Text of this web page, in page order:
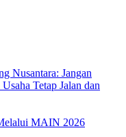
Nusantara: Jangan
Tetap Jalan dan
MAIN 2026